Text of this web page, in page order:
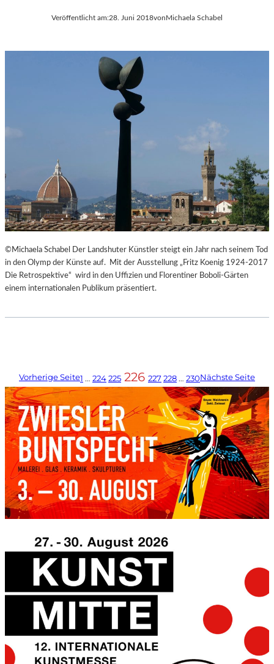
Veröffentlicht am:28. Juni 2018von Michaela Schabel
©Michaela Schabel Der Landshuter Künstler steigt ein Jahr nach seinem Tod
in den Olymp der Künste auf. Mit der Ausstellung „Fritz Koenig 1924-2017
Die Retrospektive“ wird in den Uffizien und Florentiner Boboli-Gärten
einem internationalen Publikum präsentiert.
Vorherige Seite1 … 224225 226 227228… 230Nächste Seite